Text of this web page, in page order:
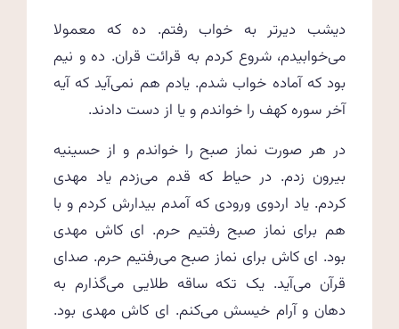
دیشب دیرتر به خواب رفتم. ده که معمولا
می‌خوابیدم، شروع کردم به قرائت قران. ده و نیم
بود که آماده خواب شدم. یادم هم نمی‌آید که آیه
آخر سوره کهف را خواندم و یا از دست دادند.
در هر صورت نماز صبح را خواندم و از حسینیه
بیرون زدم. در حیاط که قدم می‌زدم یاد مهدی
کردم. یاد اردوی ورودی که آمدم بیدارش کردم و با
هم برای نماز صبح رفتیم حرم. ای کاش مهدی
بود. ای کاش برای نماز صبح می‌رفتیم حرم. صدای
قرآن می‌آید. یک تکه ساقه طلایی می‌گذارم به
دهان و آرام خیسش می‌کنم. ای کاش مهدی بود.